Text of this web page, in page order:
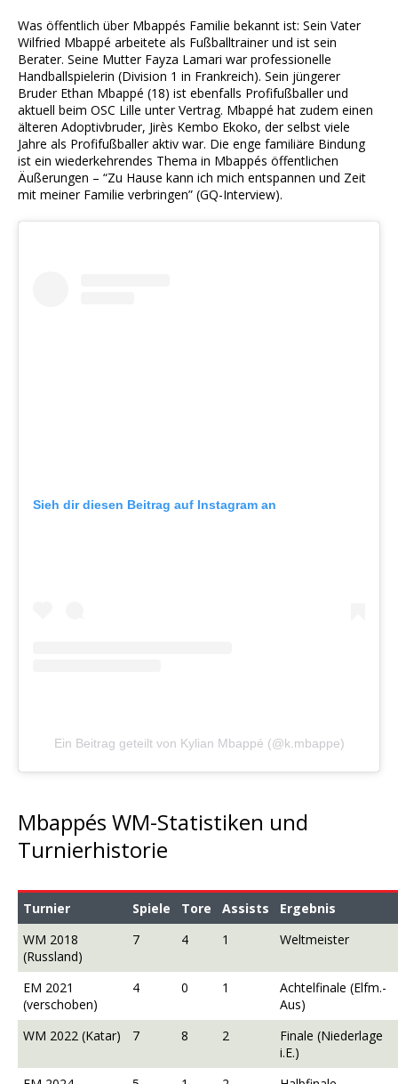
Was öffentlich über Mbappés Familie bekannt ist: Sein Vater
Wilfried Mbappé arbeitete als Fußballtrainer und ist sein
Berater. Seine Mutter Fayza Lamari war professionelle
Handballspielerin (Division 1 in Frankreich). Sein jüngerer
Bruder Ethan Mbappé (18) ist ebenfalls Profifußballer und
aktuell beim OSC Lille unter Vertrag. Mbappé hat zudem einen
älteren Adoptivbruder, Jirès Kembo Ekoko, der selbst viele
Jahre als Profifußballer aktiv war. Die enge familiäre Bindung
ist ein wiederkehrendes Thema in Mbappés öffentlichen
Äußerungen – “Zu Hause kann ich mich entspannen und Zeit
mit meiner Familie verbringen” (GQ-Interview).
Sieh dir diesen Beitrag auf Instagram an
Ein Beitrag geteilt von Kylian Mbappé (@k.mbappe)
Mbappés WM-Statistiken und
Turnierhistorie
Turnier Spiele Tore Assists
Ergebnis
WM 2018
(Russland)
7 4 1 Weltmeister
EM 2021
(verschoben)
4 0 1
Achtelfinale (Elfm.-
Aus)
WM 2022 (Katar)
7 8 2
Finale (Niederlage
i.E.)